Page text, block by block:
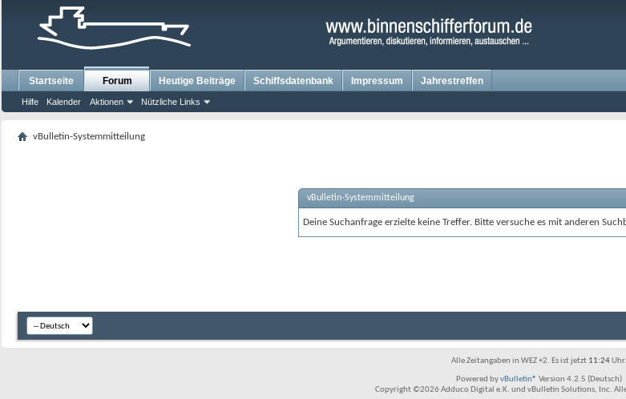
Startseite Forum
Hilfe Kalender Aktionen Nützliche Links
Heutige Beiträge Schiffsdatenbank Impressum Jahrestreffen
vBulletin-Systemmitteilung
vBulletin-Systemmitteilung
Deine Suchanfrage erzielte keine Treffer. Bitte versuche es mit anderen
Alle Zeitangaben in WEZ +2. Es ist jetzt 11:24Uhr.
Powered byvBulletin® Version 4.2.5 (Deutsch)
Copyright ©2026 Adduco Digital e.K. und vBulletin Solutions, Inc.